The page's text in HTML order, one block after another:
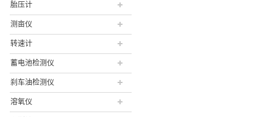
胎压计
测亩仪
转速计
蓄电池检测仪
刹车油检测仪
溶氧仪